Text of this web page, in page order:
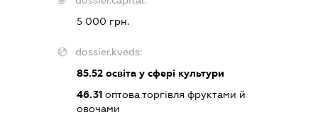
5 000 грн.
dossier.kveds:
85.52 освіта у сфері культури
46.31 оптова торгівля фруктами й
овочами